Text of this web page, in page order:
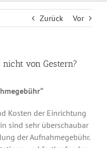
Zurück Vor
nicht von Gestern?
Kosten der Einrichtung
sind sehr überschaubar
der Aufnahmegebühr.